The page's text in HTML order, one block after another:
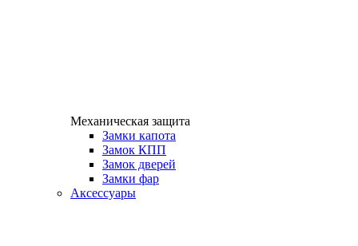
Механическая защита
Замки капота
Замок КПП
Замок дверей
Замки фар
Аксессуары